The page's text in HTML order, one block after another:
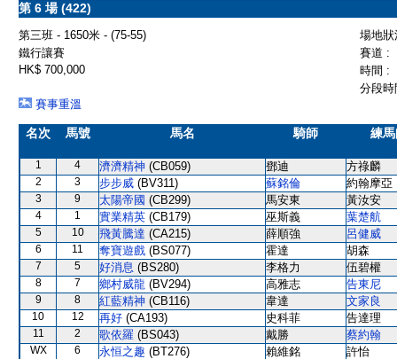
第 6 場 (422)
第三班 - 1650米 - (75-55)
場地
鐵行讓賽
賽道 :
HK$ 700,000
時間 :
分段
賽事重溫
名次 馬號 馬名 騎師 練
1 4 濟濟精神 (CB059) 鄧迪 方祿麟
2 3 步步威 (BV311) 蘇銘倫 約翰摩亞
3 9 太陽帝國 (CB299) 馬安東 黃汝安
4 1 實業精英 (CB179) 巫斯義 葉楚航
5 10 飛黃騰達 (CA215) 薛順強 呂健威
6 11 奪寶遊戲 (BS077) 霍達 胡森
7 5 好消息 (BS280) 李格力 伍碧權
8 7 鄉村威龍 (BV294) 高雅志 告東尼
9 8 紅藍精神 (CB116) 韋達 文家良
10 12 再好 (CA193) 史科菲 告達理
11 2 歌依羅 (BS043) 戴勝 蔡約翰
WX 6 永恒之趣 (BT276) 賴維銘
許怡